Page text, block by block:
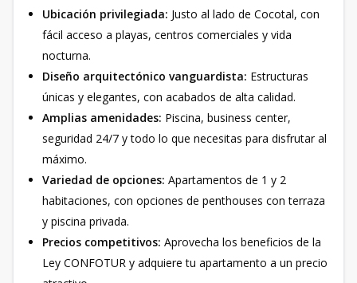
Ubicación privilegiada: Justo al lado de Cocotal, con
fácil acceso a playas, centros comerciales y vida
nocturna.
Diseño arquitectónico vanguardista: Estructuras
únicas y elegantes, con acabados de alta calidad.
Amplias amenidades: Piscina, business center,
seguridad 24/7 y todo lo que necesitas para disfrutar al
máximo.
Variedad de opciones: Apartamentos de 1 y 2
habitaciones, con opciones de penthouses con terraza
y piscina privada.
Precios competitivos: Aprovecha los beneficios de la
Ley CONFOTUR y adquiere tu apartamento a un precio